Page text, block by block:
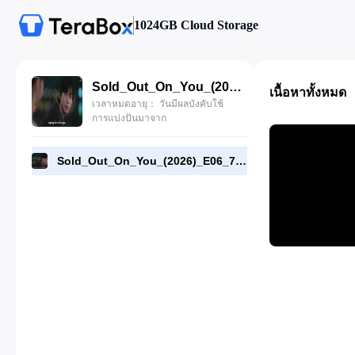
1024GB Cloud Storage
Sold_Out_On_You_(2026)_E06_720p_WEB-DL_[RMC].mp4
เวลาหมดอายุ： วันมีผลบังคับใช้
การแบ่งปันมาจาก
Sold_Out_On_You_(2026)_E06_720p_WEB-DL_[RMC].mp4
เนื้อหาทั้งหมด